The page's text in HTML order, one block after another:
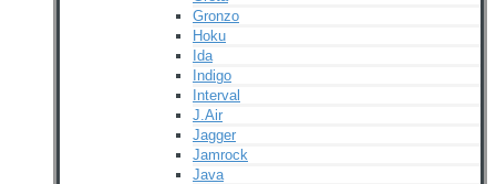
Gronzo
Hoku
Ida
Indigo
Interval
J.Air
Jagger
Jamrock
Java